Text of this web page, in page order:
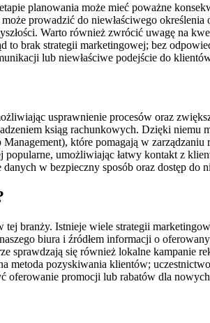
planowania może mieć poważne
prowadzić do niewłaściwego określenia
Warto również zwrócić uwagę na
brak strategii marketingowej; bez
lub niewłaściwe podejście do
usprawnienie procesów oraz
ksiąg rachunkowych. Dzięki
które pomagają w
umożliwiając łatwy kontakt z
w bezpieczny sposób oraz dostęp do
branży. Istnieje wiele strategii
biura i źródłem informacji o
się również lokalne kampanie
metoda pozyskiwania klientów;
promocji lub rabatów dla